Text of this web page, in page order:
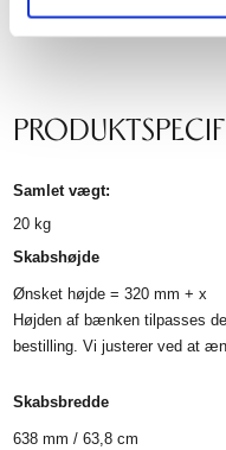
Samlet vægt:
20 kg
Skabshøjde
Ønsket højde = 320 mm + x
Højden af bænken tilpasses
bestilling. Vi justerer ved at
Skabsbredde
638 mm / 63,8 cm